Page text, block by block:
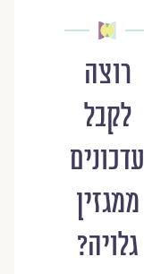
רוצה
לקבל
עדכונים
ממגזין
גלויה?